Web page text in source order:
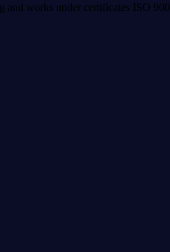
and works under certificates ISO